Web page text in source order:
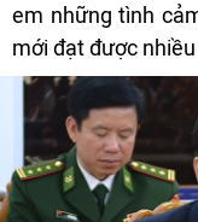
em những tình
mới đạt được